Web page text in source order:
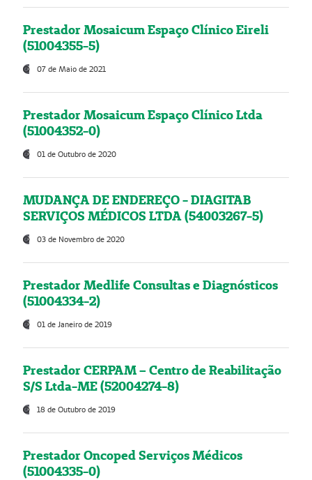
Prestador Mosaicum Espaço Clínico Eireli
(51004355-5)
07 de Maio de 2021
Prestador Mosaicum Espaço Clínico Ltda
(51004352-0)
01 de Outubro de 2020
MUDANÇA DE ENDEREÇO - DIAGITAB
SERVIÇOS MÉDICOS LTDA (54003267-5)
03 de Novembro de 2020
Prestador Medlife Consultas e Diagnósticos
(51004334-2)
01 de Janeiro de 2019
Prestador CERPAM – Centro de Reabilitação
S/S Ltda-ME (52004274-8)
18 de Outubro de 2019
Prestador Oncoped Serviços Médicos
(51004335-0)